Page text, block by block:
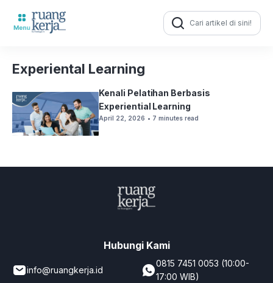
Search
for:
Experiental Learning
Kenali Pelatihan Berbasis
Experiential Learning
April 22, 2026 • 7 minutes read
Hubungi Kami
info@ruangkerja.id
0815 7451 0053 (10:00-
17:00 WIB)